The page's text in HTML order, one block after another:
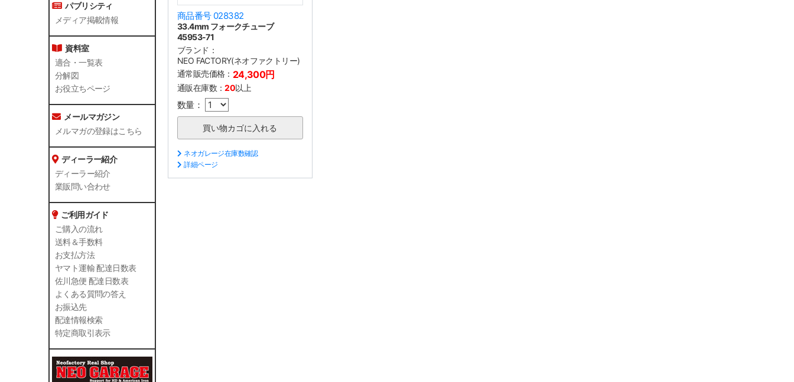
パブリシティ
メディア掲載情報
資料室
適合・一覧表
分解図
お役立ちページ
メールマガジン
メルマガの登録はこちら
ディーラー紹介
ディーラー紹介
業販問い合わせ
ご利用ガイド
ご購入の流れ
送料＆手数料
お支払方法
ヤマト運輸 配達日数表
佐川急便 配達日数表
よくある質問の答え
お振込先
配達情報検索
特定商取引表示
商品番号 028382
33.4mm フォークチューブ
45953-71
ブランド：
NEO FACTORY(ネオファクトリー)
通常販売価格： 24,300円
通販在庫数：20以上
数量：
ネオガレージ在庫数確認
詳細ページ